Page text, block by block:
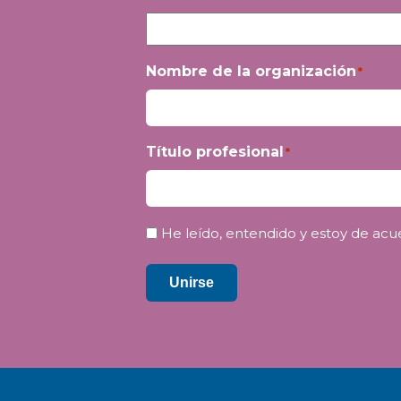
Nombre de la organización*
Título profesional*
Privacidad*
He leído, entendido y estoy de
Unirse